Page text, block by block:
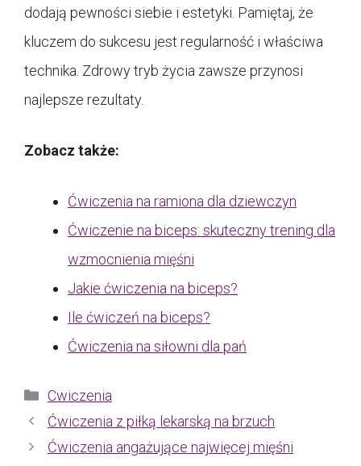
dodają pewności siebie i estetyki. Pamiętaj, że
kluczem do sukcesu jest regularność i właściwa
technika. Zdrowy tryb życia zawsze przynosi
najlepsze rezultaty.
Zobacz także:
Ćwiczenia na ramiona dla dziewczyn
Ćwiczenie na biceps: skuteczny trening dla
wzmocnienia mięśni
Jakie ćwiczenia na biceps?
Ile ćwiczeń na biceps?
Ćwiczenia na siłowni dla pań
Kategorie
Cwiczenia
Ćwiczenia z piłką lekarską na brzuch
Ćwiczenia angażujące najwięcej mięśni